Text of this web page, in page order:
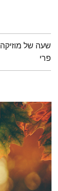
תמצית
שעה של
פרי